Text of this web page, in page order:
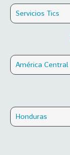
Servicios Tics
América Central
Honduras